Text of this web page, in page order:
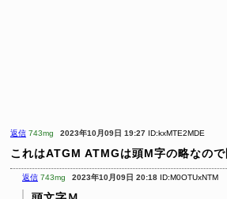
返信 743mg 2023年10月09日 19:27 ID:kxMTE2MDE
これはATGM ATMGは頭M字の略なので
返信 743mg 2023年10月09日 20:18 ID:M0OTUxNTM